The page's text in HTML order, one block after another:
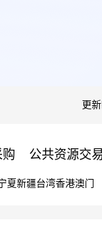
更
公共资源交
夏新疆台湾香港澳门